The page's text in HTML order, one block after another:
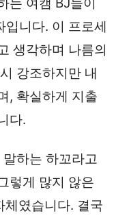
는 여캠 BJ들이
입니다. 이 프로세
생각하며 나름의
강조하지만 내
, 확실하게 지출
다.
하는 하꼬라고
렇게 많지 않은
체였습니다. 결국